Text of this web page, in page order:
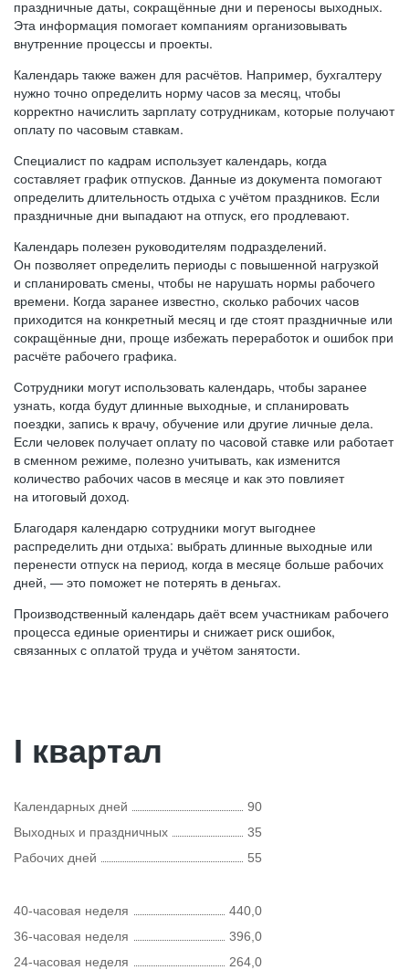
праздничные даты, сокращённые дни и переносы выходных.
Эта информация помогает компаниям организовывать
внутренние процессы и проекты.
Календарь также важен для расчётов. Например, бухгалтеру
нужно точно определить норму часов за месяц, чтобы
корректно начислить зарплату сотрудникам, которые получают
оплату по часовым ставкам.
Специалист по кадрам использует календарь, когда
составляет график отпусков. Данные из документа помогают
определить длительность отдыха с учётом праздников. Если
праздничные дни выпадают на отпуск, его продлевают.
Календарь полезен руководителям подразделений.
Он позволяет определить периоды с повышенной нагрузкой
и спланировать смены, чтобы не нарушать нормы рабочего
времени. Когда заранее известно, сколько рабочих часов
приходится на конкретный месяц и где стоят праздничные или
сокращённые дни, проще избежать переработок и ошибок при
расчёте рабочего графика.
Сотрудники могут использовать календарь, чтобы заранее
узнать, когда будут длинные выходные, и спланировать
поездки, запись к врачу, обучение или другие личные дела.
Если человек получает оплату по часовой ставке или работает
в сменном режиме, полезно учитывать, как изменится
количество рабочих часов в месяце и как это повлияет
на итоговый доход.
Благодаря календарю сотрудники могут выгоднее
распределить дни отдыха: выбрать длинные выходные или
перенести отпуск на период, когда в месяце больше рабочих
дней, — это поможет не потерять в деньгах.
Производственный календарь даёт всем участникам рабочего
процесса единые ориентиры и снижает риск ошибок,
связанных с оплатой труда и учётом занятости.
I квартал
Календарных дней
90
Выходных и праздничных
35
Рабочих дней
55
40-часовая неделя
440,0
36-часовая неделя
396,0
24-часовая неделя
264,0